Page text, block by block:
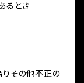
るとき
りその他不正の